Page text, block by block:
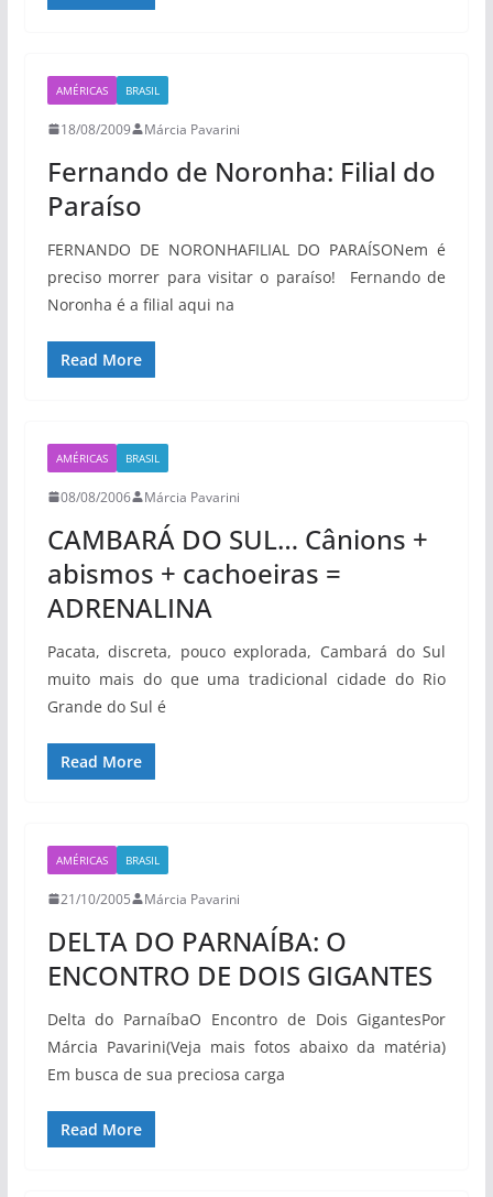
AMÉRICAS BRASIL
18/08/2009 Márcia Pavarini
Fernando de Noronha: Filial do
Paraíso
FERNANDO DE NORONHAFILIAL DO PARAÍSONem é
preciso morrer para visitar o paraíso! Fernando de
Noronha é a filial aqui na
Read More
AMÉRICAS BRASIL
08/08/2006 Márcia Pavarini
CAMBARÁ DO SUL… Cânions +
abismos + cachoeiras =
ADRENALINA
Pacata, discreta, pouco explorada, Cambará do Sul
muito mais do que uma tradicional cidade do Rio
Grande do Sul é
Read More
AMÉRICAS BRASIL
21/10/2005 Márcia Pavarini
DELTA DO PARNAÍBA: O
ENCONTRO DE DOIS GIGANTES
Delta do ParnaíbaO Encontro de Dois GigantesPor
Márcia Pavarini(Veja mais fotos abaixo da matéria)
Em busca de sua preciosa carga
Read More